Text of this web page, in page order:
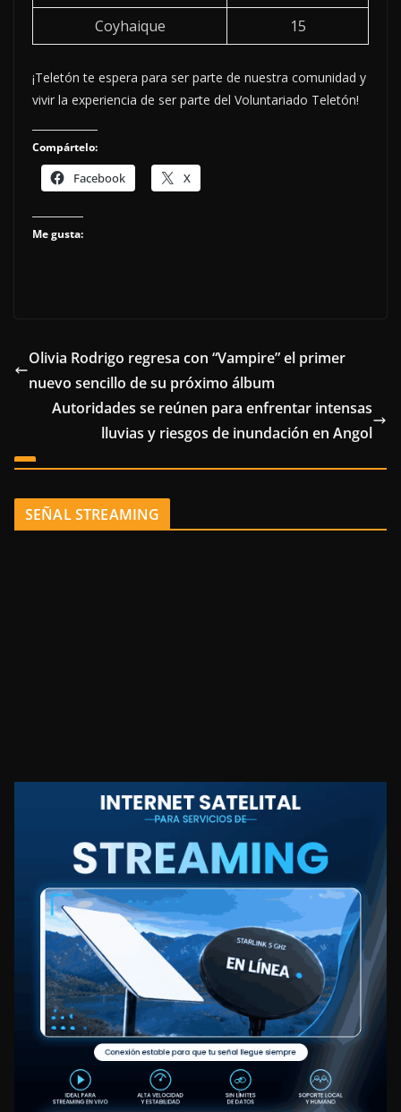
Coyhaique 15
¡Teletón te espera para ser parte de nuestra comunidad y
vivir la experiencia de ser parte del Voluntariado Teletón!
Compártelo:
Facebook X
Me gusta:
Olivia Rodrigo regresa con “Vampire” el primer
nuevo sencillo de su próximo álbum
Autoridades se reúnen para enfrentar intensas
lluvias y riesgos de inundación en Angol
SEÑAL STREAMING